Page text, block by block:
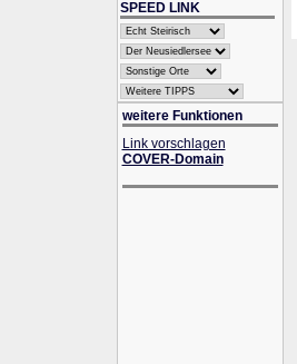
SPEED LINK
weitere Funktionen
Link vorschlagen
COVER-Domain